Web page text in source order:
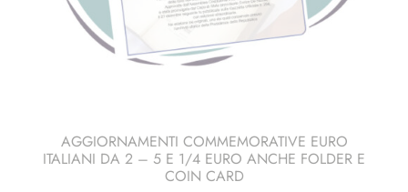
AGGIORNAMENTI COMMEMORATIVE EURO
ITALIANI DA 2 – 5 E 1/4 EURO ANCHE FOLDER E
COIN CARD